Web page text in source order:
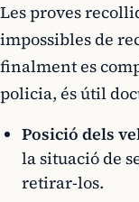
Les proves
impossibles de
finalment es
policia, és útil
Posició dels
la situació de
retirar-los.